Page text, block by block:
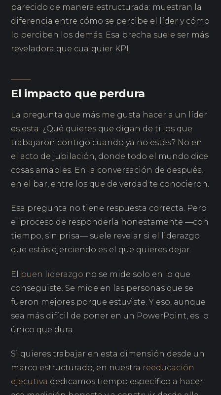
parecido de manera estructurada: muestran la
diferencia entre cómo se percibe el líder y cómo
lo perciben los demás. Esa brecha suele ser más
reveladora que cualquier KPI.
El impacto que perdura
La pregunta que más me gusta hacer a un líder
es esta: ¿Qué quieres que digan de ti los que
trabajaron contigo cuando ya no estés? No en
el acto de jubilación, donde todo el mundo dice
cosas amables. En la conversación de después,
en el bar, entre los que de verdad te conocieron.
Esa pregunta no tiene respuesta correcta. Pero
el proceso de responderla honestamente —con
tiempo, sin prisa— suele revelar si el liderazgo
que estás ejerciendo es el que quieres dejar.
El buen liderazgo no se mide solo en lo que
conseguiste. Se mide en las personas que se
fueron mejores porque estuviste. Y eso, aunque
sea más difícil de poner en un PowerPoint, es lo
único que dura.
Si quieres trabajar en esta dimensión desde un
marco estructurado, en nuestra reeducación
ejecutiva dedicamos tiempo específico a hacer